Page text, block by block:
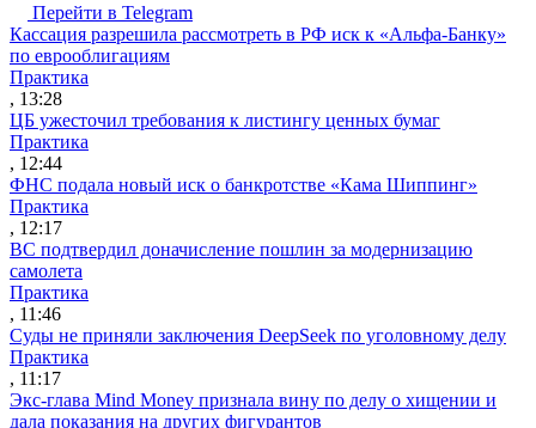
Перейти в Telegram
Кассация разрешила рассмотреть в РФ иск к «Альфа-Банку»
по еврооблигациям
Практика
, 13:28
ЦБ ужесточил требования к листингу ценных бумаг
Практика
, 12:44
ФНС подала новый иск о банкротстве «Кама Шиппинг»
Практика
, 12:17
ВС подтвердил доначисление пошлин за модернизацию
самолета
Практика
, 11:46
Суды не приняли заключения DeepSeek по уголовному делу
Практика
, 11:17
Экс-глава Mind Money признала вину по делу о хищении и
дала показания на других фигурантов